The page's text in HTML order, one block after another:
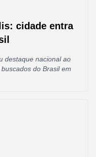
cidade entra
destaque nacional ao
do Brasil em